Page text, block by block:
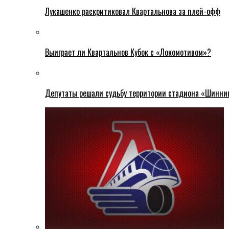
Лукашенко раскритиковал Квартальнова за плей-офф
Выиграет ли Квартальнов Кубок с «Локомотивом»?
Депутаты решали судьбу территории стадиона